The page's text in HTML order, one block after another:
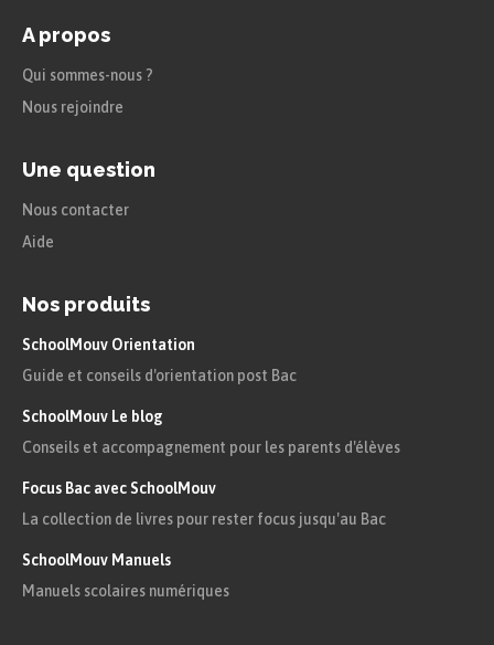
A propos
Qui sommes-nous ?
Nous rejoindre
Une question
Nous contacter
Aide
Nos produits
SchoolMouv Orientation
Guide et conseils d'orientation post Bac
SchoolMouv Le blog
Conseils et accompagnement pour les parents d'élèves
Focus Bac avec SchoolMouv
La collection de livres pour rester focus jusqu'au Bac
SchoolMouv Manuels
Manuels scolaires numériques